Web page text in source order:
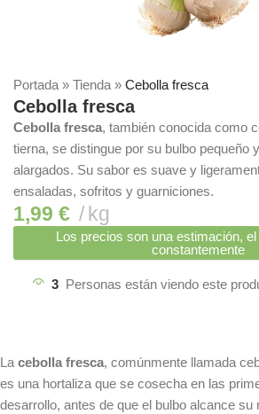
Portada » Tienda » Cebolla fresca
Cebolla fresca
Cebolla fresca, también conocida como
tierna, se distingue por su bulbo pequeño
alargados. Su sabor es suave y
ensaladas, sofritos y guarniciones.
1,99 € kg
Los precios son una estimación,
constantemente
3 Personas están viendo este
La cebolla fresca, comúnmente llamada
es una hortaliza que se cosecha en las
desarrollo, antes de que el bulbo alcance